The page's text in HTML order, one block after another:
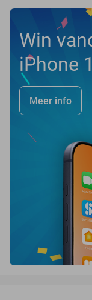
Win
iPhone
Meer info